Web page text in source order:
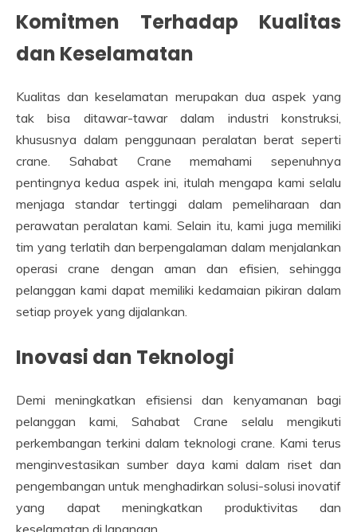
Komitmen Terhadap Kualitas
dan Keselamatan
Kualitas dan keselamatan merupakan dua aspek yang
tak bisa ditawar-tawar dalam industri konstruksi,
khususnya dalam penggunaan peralatan berat seperti
crane. Sahabat Crane memahami sepenuhnya
pentingnya kedua aspek ini, itulah mengapa kami selalu
menjaga standar tertinggi dalam pemeliharaan dan
perawatan peralatan kami. Selain itu, kami juga memiliki
tim yang terlatih dan berpengalaman dalam menjalankan
operasi crane dengan aman dan efisien, sehingga
pelanggan kami dapat memiliki kedamaian pikiran dalam
setiap proyek yang dijalankan.
Inovasi dan Teknologi
Demi meningkatkan efisiensi dan kenyamanan bagi
pelanggan kami, Sahabat Crane selalu mengikuti
perkembangan terkini dalam teknologi crane. Kami terus
menginvestasikan sumber daya kami dalam riset dan
pengembangan untuk menghadirkan solusi-solusi inovatif
yang dapat meningkatkan produktivitas dan
keselamatan di lapangan.